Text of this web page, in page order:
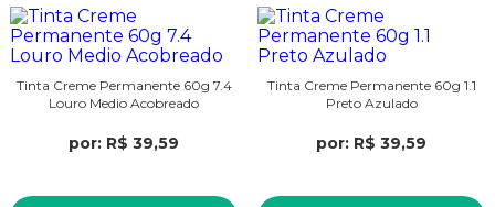
Tinta Creme Permanente 60g 7.4
Louro Medio Acobreado
por: R$ 39,59
Tinta Creme Permanente 60g 1.1
Preto Azulado
por: R$ 39,59